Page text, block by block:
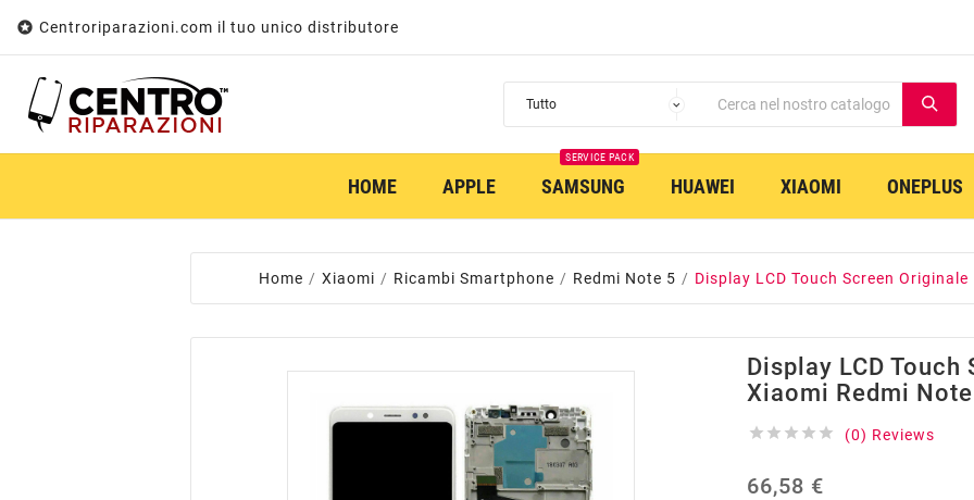
 Centroriparazioni.com il tuo unico distributore
HOME APPLE SAMSUNG
SERVICE PACK
HUAWEI XIAOMI ONEPLUS
Home Xiaomi Ricambi Smartphone Redmi Note 5 Display LCD Touch Screen
Display LCD
Xiaomi Redmi
     (0) Reviews
66,58 €